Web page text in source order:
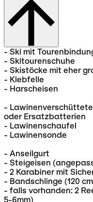
- Ski mit
- Skitourenschuhe
- Skistöcke mit eher
- Klebfelle
- Harscheisen
-
oder Ersatzbatterien
- Lawinenschaufel
- Lawinensonde
- Anseilgurt
- Steigeisen
- 2 Karabiner mit
- Bandschlinge (120
- falls vorhanden: 2
5-6mm)